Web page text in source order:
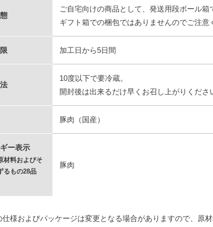
ご自宅向けの商品として、発送用段ボール箱
ギフト箱での梱包ではありませんのでご注意
加工日から5日間
10度以下で要冷蔵。
開封後は出来るだけ早くお召し上がりくださ
豚肉（国産）
ー表示
材料およびそ
るもの28品
豚肉
様およびパッケージは変更となる場合がありますので、原